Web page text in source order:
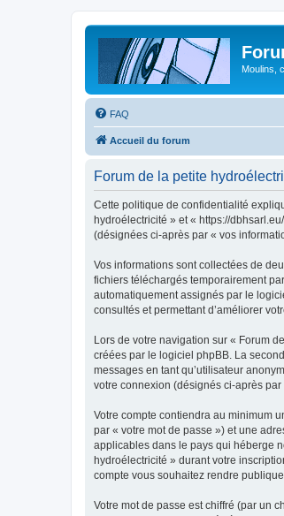
Moulins,
FAQ
Accueil du forum
Forum de la petite
Cette politique de confidentialité
hydroélectricité » et « https://
(désignées ci-après par « vos
Vos informations sont collectées de
fichiers téléchargés temporairement
automatiquement assignés par le
consultés et permettant d’améliorer
Lors de votre navigation sur « Forum
créées par le logiciel phpBB. La
messages en tant qu’utilisateur
votre connexion (désignés ci-après par
Votre compte contiendra au minimum
par « votre mot de passe ») et une
applicables dans le pays qui héberge
hydroélectricité » durant votre
compte vous souhaitez rendre
Votre mot de passe est chiffré (par un